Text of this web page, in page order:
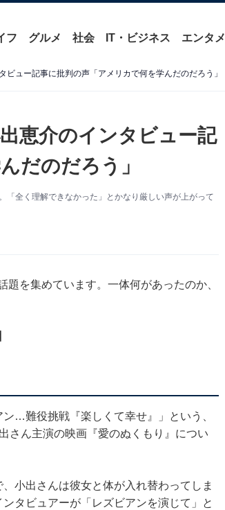
フ グルメ 社会 IT・ビジネス エンタメ
ビュー記事に批判の声「アメリカで何を学んだのだろう」
恵介のインタビュー記
だのだろう」
全く理解できなかった」とかなり厳しい声が上がって
を集めています。一体何があったのか、
…難役挑戦『楽しくて幸せ』」という、
さん主演の映画『愛のぬくもり』につい
小出さんは彼女と体が入れ替わってしま
タビュアーが「レズビアンを演じて」と